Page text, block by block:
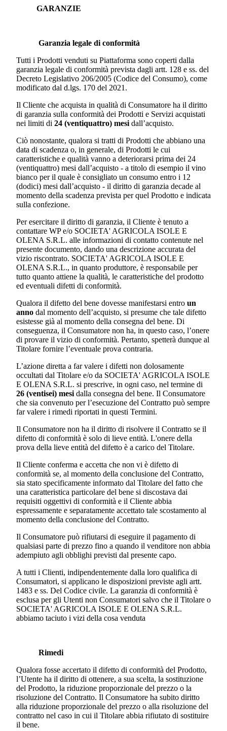
GARANZIE
Garanzia legale di conformità
Tutti i Prodotti venduti su Piattaforma sono coperti dalla
garanzia legale di conformità prevista dagli artt. 128 e ss. del
Decreto Legislativo 206/2005 (Codice del Consumo), come
modificato dal d.lgs. 170 del 2021.
Il Cliente che acquista in qualità di Consumatore ha il diritto
di garanzia sulla conformità dei Prodotti e Servizi acquistati
nei limiti di 24 (ventiquattro) mesi dall’acquisto.
Ciò nonostante, qualora si tratti di Prodotti che abbiano una
data di scadenza o, in generale, di Prodotti le cui
caratteristiche e qualità vanno a deteriorarsi prima dei 24
(ventiquattro) mesi dall’acquisto - a titolo di esempio il vino
bianco per il quale è consigliato un consumo entro i 12
(dodici) mesi dall’acquisto - il diritto di garanzia decade al
momento della scadenza prevista per quel Prodotto e indicata
sulla confezione.
Per esercitare il diritto di garanzia, il Cliente è tenuto a
contattare WP e/o SOCIETA' AGRICOLA ISOLE E
OLENA S.R.L. alle informazioni di contatto contenute nel
presente documento, dando una descrizione accurata del
vizio riscontrato. SOCIETA' AGRICOLA ISOLE E
OLENA S.R.L., in quanto produttore, è responsabile per
tutto quanto attiene la qualità, le caratteristiche del prodotto
ed eventuali difetti di conformità.
Qualora il difetto del bene dovesse manifestarsi entro un
anno dal momento dell’acquisto, si presume che tale difetto
esistesse già al momento della consegna del bene. Di
conseguenza, il Consumatore non ha, in questo caso, l’onere
di provare il vizio di conformità. Pertanto, spetterà dunque al
Titolare fornire l’eventuale prova contraria.
L’azione diretta a far valere i difetti non dolosamente
occultati dal Titolare e/o da SOCIETA' AGRICOLA ISOLE
E OLENA S.R.L. si prescrive, in ogni caso, nel termine di
26 (ventisei) mesi dalla consegna del bene. Il Consumatore
che sia convenuto per l’esecuzione del Contratto può sempre
far valere i rimedi riportati in questi Termini.
Il Consumatore non ha il diritto di risolvere il Contratto se il
difetto di conformità è solo di lieve entità. L'onere della
prova della lieve entità del difetto è a carico del Titolare.
Il Cliente conferma e accetta che non vi è difetto di
conformità se, al momento della conclusione del Contratto,
sia stato specificamente informato dal Titolare del fatto che
una caratteristica particolare del bene si discostava dai
requisiti oggettivi di conformità e il Cliente abbia
espressamente e separatamente accettato tale scostamento al
momento della conclusione del Contratto.
Il Consumatore può rifiutarsi di eseguire il pagamento di
qualsiasi parte di prezzo fino a quando il venditore non abbia
adempiuto agli obblighi previsti dal presente capo.
A tutti i Clienti, indipendentemente dalla loro qualifica di
Consumatori, si applicano le disposizioni previste agli artt.
1483 e ss. Del Codice civile. La garanzia di conformità è
esclusa per gli Utenti non Consumatori salvo che il Titolare o
SOCIETA' AGRICOLA ISOLE E OLENA S.R.L.
abbiamo taciuto i vizi della cosa venduta
Rimedi
Qualora fosse accertato il difetto di conformità del Prodotto,
l’Utente ha il diritto di ottenere, a sua scelta, la sostituzione
del Prodotto, la riduzione proporzionale del prezzo o la
risoluzione del Contratto. Il Consumatore ha subito diritto
alla riduzione proporzionale del prezzo o alla risoluzione del
contratto nel caso in cui il Titolare abbia rifiutato di sostituire
il bene.